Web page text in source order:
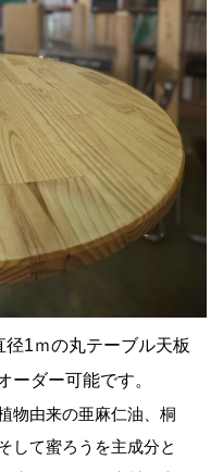
径1ｍの丸テーブル天板
ーダー可能です。
物由来の亜麻仁油、桐
して蜜ろうを主成分と